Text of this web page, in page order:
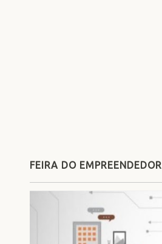
FEIRA DO EMPREENDEDOR